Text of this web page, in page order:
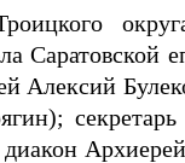
Саратовской
Алексий
секретарь